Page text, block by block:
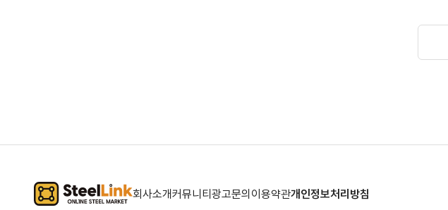
회사소개커뮤니티 광고문의 이용약관개인정보처리방침